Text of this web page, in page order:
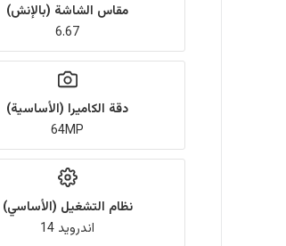
مقاس الشاشة (بالإنش)
6.67
دقة الكاميرا (الأساسية)
64MP
نظام التشغيل (الأساسي)
اندرويد 14